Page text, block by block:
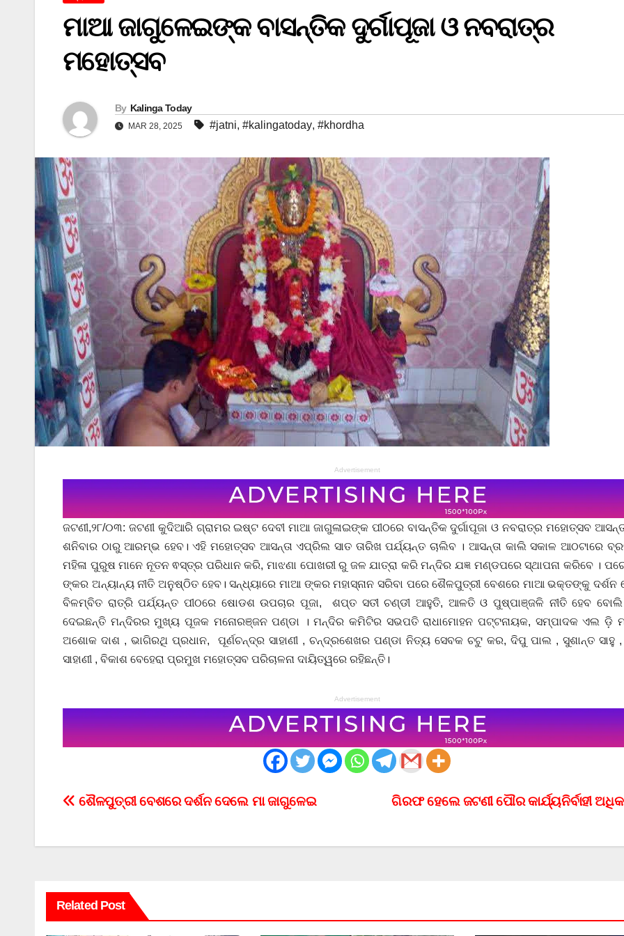
ମାଆ ଜାଗୁଳେଇଙ୍କ ବାସନ୍ତିକ ଦୁର୍ଗାପୂଜା ଓ ନବରାତ୍ର
ମହୋତ୍ସବ
By Kalinga Today
MAR 28, 2025 #jatni, #kalingatoday, #khordha
Advertisement
ଜଟଣୀ,୨୮/୦୩: ଜଟଣୀ କୁଦିଆରି ଗ୍ରାମର ଇଷ୍ଟ ଦେବୀ ମାଆ ଜାଗୁଳାଇଙ୍କ ପୀଠରେ ବାସନ୍ତିକ ଦୁର୍ଗାପୂଜା ଓ ନବରାତ୍ର ମହୋତ୍ସବ
ଶନିବାର ଠାରୁ ଆରମ୍ଭ ହେବ। ଏହି ମହୋତ୍ସବ ଆସନ୍ତା ଏପ୍ରିଲ ସାତ ତାରିଖ ପର୍ଯ୍ୟନ୍ତ ଚାଲିବ । ଆସନ୍ତା କାଲି ସକାଳ ଆଠଟାରେ
ମହିଳା ପୁରୁଷ ମାନେ ନୂତନ ଵସ୍ତ୍ର ପରିଧାନ କରି, ମାଝଣା ପୋଖରୀ ରୁ ଜଳ ଯାତ୍ରା କରି ମନ୍ଦିର ଯଜ୍ଞ ମଣ୍ଡପରେ ସ୍ଥାପନା କରିବେ ।
ଙ୍କର ଅନ୍ୟାନ୍ୟ ନୀତି ଅନୁଷ୍ଠିତ ହେବ। ସନ୍ଧ୍ୟାରେ ମାଆ ଙ୍କର ମହାସ୍ନାନ ସରିବା ପରେ ଶୈଳପୁତ୍ରୀ ବେଶରେ ମାଆ ଭକ୍ତଙ୍କୁ ଦର୍ଶନ
ବିଳମ୍ବିତ ରାତ୍ରି ପର୍ଯ୍ୟନ୍ତ ପୀଠରେ ଷୋଡଶ ଉପଚାର ପୂଜା, ଶପ୍ତ ସତୀ ଚଣ୍ଡୀ ଆହୁତି, ଆଳତି ଓ ପୁଷ୍ପାଞ୍ଜଳି ନୀତି ହେବ ବୋଲି
ଦେଇଛନ୍ତି ମନ୍ଦିରର ମୁଖ୍ୟ ପୂଜକ ମନୋରଞ୍ଜନ ପଣ୍ଡା । ମନ୍ଦିର କମିଟିର ସଭପତି ରାଧାମୋହନ ପଟ୍ଟନାୟକ, ସମ୍ପାଦକ ଏଲ ଡ଼ି
ଅଶୋକ ଦାଶ , ଭାଗିରଥି ପ୍ରଧାନ, ପୂର୍ଣଚନ୍ଦ୍ର ସାହାଣୀ , ଚନ୍ଦ୍ରଶେଖର ପଣ୍ଡା ନିତ୍ୟ ସେବକ ଚଟୁ କର, ଦିପୁ ପାଲ , ସୁଶାନ୍ତ ସାହୁ ,
ସାହାଣୀ , ବିକାଶ ବେହେରା ପ୍ରମୁଖ ମହୋତ୍ସବ ପରିଚାଳନା ଦାୟିତ୍ୱରେ ରହିଛନ୍ତି।
Advertisement
Post
ଗିରଫ ହେଲେ ଜଟଣୀ ପୌର କାର୍ଯ୍ୟନିର୍ବାହୀ
ଶୈଳପୁତ୍ରୀ ବେଶରେ ଦର୍ଶନ ଦେଲେ ମା ଜାଗୁଳେଇ
Related Post